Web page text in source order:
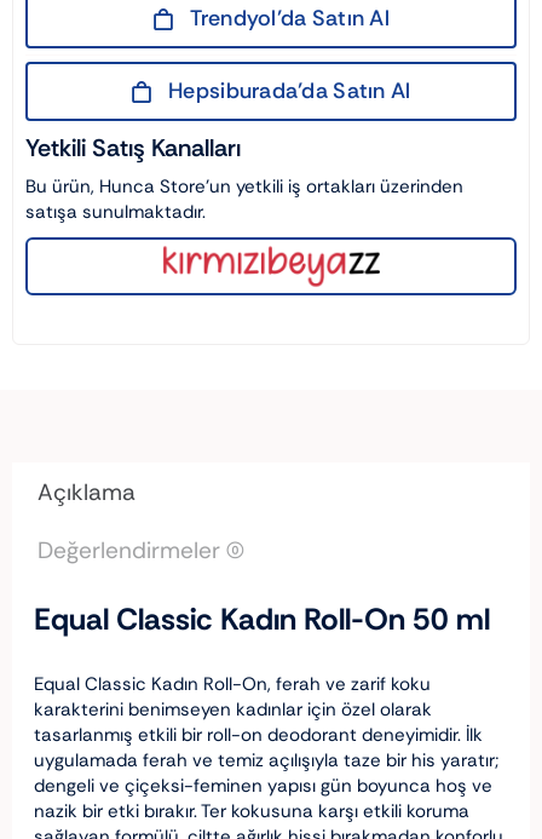
Trendyol’da Satın Al
Hepsiburada’da Satın Al
Yetkili Satış Kanalları
Bu ürün, Hunca Store’un yetkili iş ortakları üzerinden
satışa sunulmaktadır.
Açıklama
Değerlendirmeler (0)
Equal Classic Kadın Roll-On 50 ml
Equal Classic Kadın Roll-On, ferah ve zarif koku
karakterini benimseyen kadınlar için özel olarak
tasarlanmış etkili bir roll-on deodorant deneyimidir. İlk
uygulamada ferah ve temiz açılışıyla taze bir his yaratır;
dengeli ve çiçeksi-feminen yapısı gün boyunca hoş ve
nazik bir etki bırakır. Ter kokusuna karşı etkili koruma